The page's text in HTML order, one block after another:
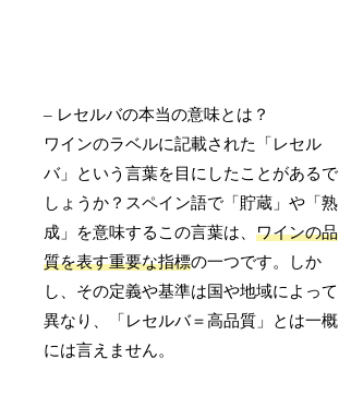
– レセルバの本当の意味とは？
ワインのラベルに記載された「レセル
バ」という言葉を目にしたことがあるで
しょうか？スペイン語で「貯蔵」や「熟
成」を意味するこの言葉は、ワインの品
質を表す重要な指標の一つです。しか
し、その定義や基準は国や地域によって
異なり、「レセルバ＝高品質」とは一概
には言えません。